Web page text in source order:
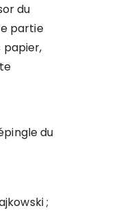
du
partie
papier,
du
;